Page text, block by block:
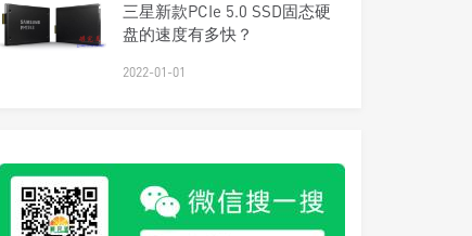
三星新款PCIe 5.0 SSD固态硬
盘的速度有多快？
2022-01-01